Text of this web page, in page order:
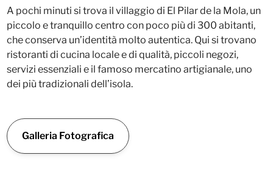
A pochi minuti si trova il villaggio di El Pilar de la Mola, un
piccolo e tranquillo centro con poco più di 300 abitanti,
che conserva un’identità molto autentica. Qui si trovano
ristoranti di cucina locale e di qualità, piccoli negozi,
servizi essenziali e il famoso mercatino artigianale, uno
dei più tradizionali dell’isola.
Galleria Fotografica